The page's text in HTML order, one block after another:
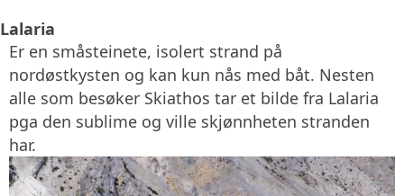
Lalaria
Er en småsteinete, isolert strand på
nordøstkysten og kan kun nås med båt. Nesten
alle som besøker Skiathos tar et bilde fra Lalaria
pga den sublime og ville skjønnheten stranden
har.